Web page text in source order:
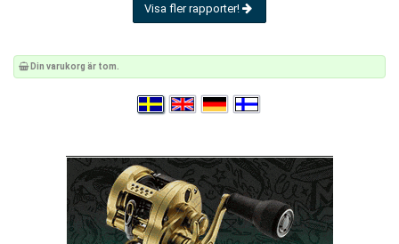
Visa fler rapporter!
Din varukorg är tom.